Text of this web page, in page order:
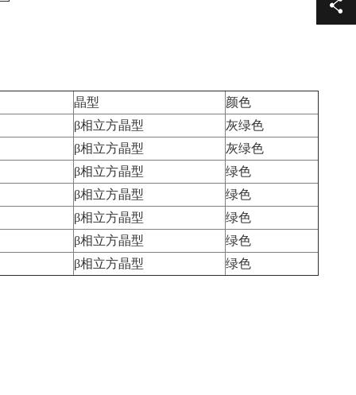
晶型
颜色
β相立方晶型
灰绿色
β相立方晶型
灰绿色
β相立方晶型
绿色
β相立方晶型
绿色
β相立方晶型
绿色
β相立方晶型
绿色
β相立方晶型 绿色